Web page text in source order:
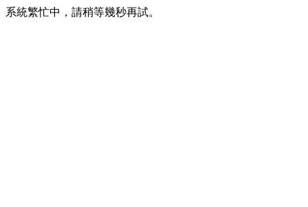
系統繁忙中，請稍等幾秒再試。